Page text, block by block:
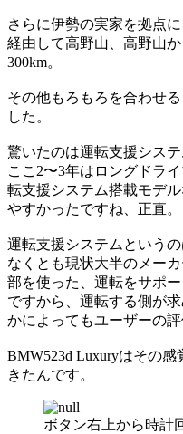
さらに伊勢の実家を拠点
経由して高野山、高野山
300km。
その他もろもろを合わせ
した。
驚いたのは運転支援システ
ここ2〜3年はロングドラ
転支援システム搭載モデ
やすかったですね、正直。
運転支援システムという
なくとも現状大半のメー
部を使った、運転をサポ
ですから、運転する側が
かによってもユーザーの評
BMW523d Luxuryはその
きたんです。
ボタン右上から時計